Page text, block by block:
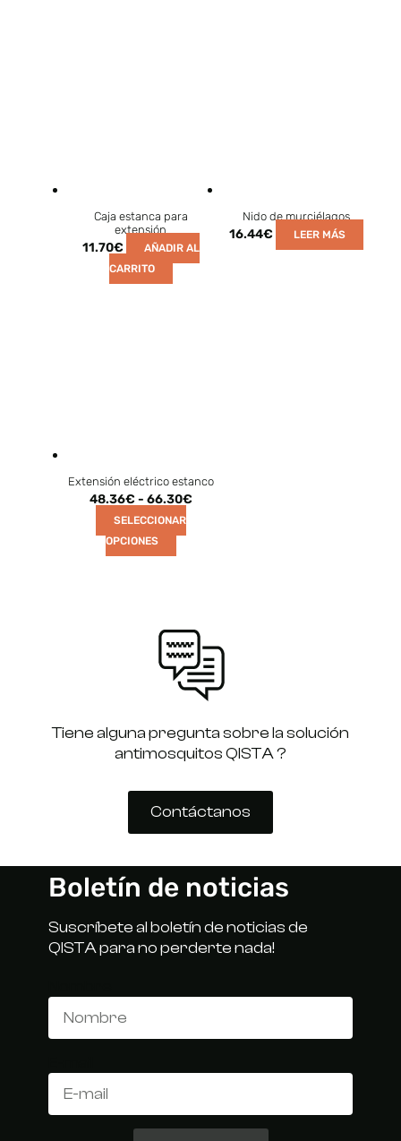
Caja estanca para
extensión
11.70€
AÑADIR AL
CARRITO
Nido de murciélagos
16.44€ LEER MÁS
Extensión eléctrico estanco
48.36€ - 66.30€
SELECCIONAR
OPCIONES
Tiene alguna pregunta sobre la solución
antimosquitos QISTA ?
Contáctanos
Boletín de noticias
Suscríbete al boletín de noticias de
QISTA para no perderte nada!